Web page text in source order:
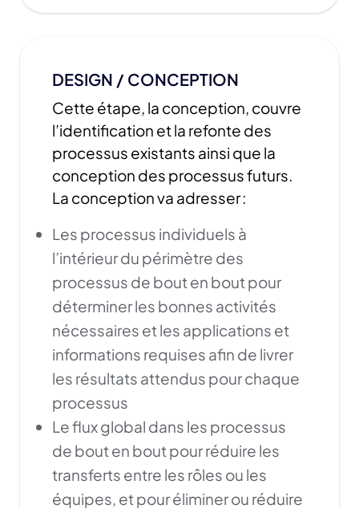
DESIGN / CONCEPTION
Cette étape, la conception, couvre
l’identification et la refonte des
processus existants ainsi que la
conception des processus futurs.
La conception va adresser :
Les processus individuels à
l’intérieur du périmètre des
processus de bout en bout pour
déterminer les bonnes activités
nécessaires et les applications et
informations requises afin de livrer
les résultats attendus pour chaque
processus
Le flux global dans les processus
de bout en bout pour réduire les
transferts entre les rôles ou les
équipes, et pour éliminer ou réduire